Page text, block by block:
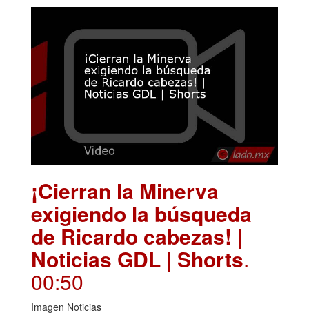
¡Cierran la Minerva
exigiendo la búsqueda
de Ricardo cabezas! |
Noticias GDL | Shorts.
00:50
Imagen Noticias